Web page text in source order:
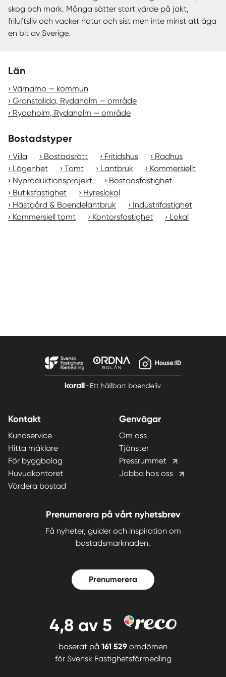
skog och mark. Många sätter stort värde på jakt,
friluftsliv och vacker natur och sist men inte minst att äga
en bit av Sverige.
Län
Värnamo — kommun
Granstalida, Rydaholm — område
Rydaholm, Rydaholm — område
Bostadstyper
Villa Bostadsrätt Fritidshus
Radhus
Lägenhet
Tomt Lantbruk
Kommersiellt
Nyproduktionsprojekt
Bostadsfastighet
Butiksfastighet
Hyreslokal
Hästgård & Boendelantbruk
Industrifastighet
Kommersiell tomt
Kontorsfastighet Lokal
Kontakt
Kundservice
Hitta mäklare
För byggbolag
Huvudkontoret
Värdera bostad
Genvägar
Om oss
Tjänster
Pressrummet
Jobba hos oss
Prenumerera på vårt nyhetsbrev
Få nyheter, guider och inspiration om
bostadsmarknaden.
Prenumerera
4,8 av 5
baserat på 161 529 omdömen
för Svensk Fastighetsförmedling